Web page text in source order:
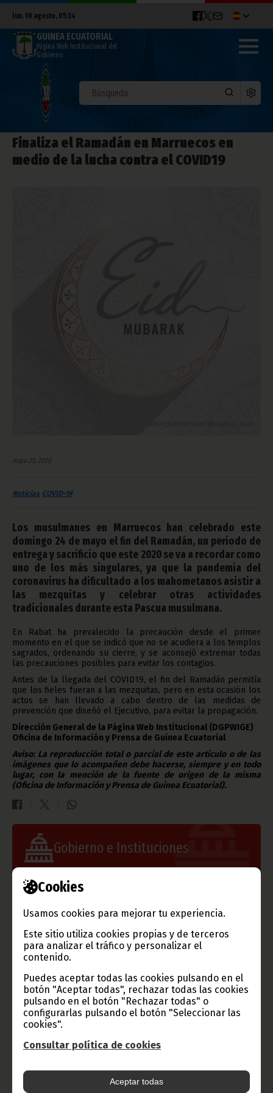
Cookies
Usamos cookies para mejorar tu experiencia.
Este sitio utiliza cookies propias y de terceros
para analizar el tráfico y personalizar el
contenido.
Puedes aceptar todas las cookies pulsando en el
botón "Aceptar todas", rechazar todas las cookies
pulsando en el botón "Rechazar todas" o
configurarlas pulsando el botón "Seleccionar las
cookies".
Consultar política de cookies
Aceptar todas
lun. 10 agosto, 05:34
GUINEA ECUATORIAL
Página Web Institucional del
Gobierno
Finaliza el Ramadán en Marruecos en
medio de la lucha contra el COVID19
mayo 25, 2020
Noticias COVID-19
Los musulmanes en Marruecos han celebrado este
domingo 24 de mayo el fin del Ramadán, un periodo de
entrega y sacrificio que este 2020 se va a recordar como
uno de los más singulares, ya que la pandemia del
coronavirus ha dificultado a los mahometanos asistir a
las mezquitas y celebrar otras actividades
tradicionales durante esta Pascua musulmana.
En Rabat ha prevalecido la precaución desde el primer
momento en el que se indicó que no se acudiera a los templos
sagrados, ordenando su cierre, y se aconsejó extremar todas
las precauciones posibles para evitar los contagios.
Antes de la llegada del COVID19, el fin del Ramadán permitía
que los fieles fueran a las mezquitas, pero en esta ocasión los
actos se han llevado a cabo dentro de las medidas de
prevención que diseñó el Ejecutivo, para evitar la propagación.
Dirección General de la Página Web Institucional (DGPWIGE)
Oficina de Información y Prensa de Guinea Ecuatorial
Aviso: La reproducción total o parcial de este artículo o de las
imágenes que lo acompañen debe hacerse, siempre y en todo
lugar, con la mención de la fuente de origen de la misma
(Oficina de Información y Prensa de Guinea Ecuatorial).
Gobierno e Instituciones
Información de Guinea Ecuatorial
TVGE
Radio Nacional de Guinea
Ecuatorial